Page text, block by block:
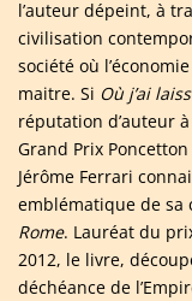
l’auteur dépeint, à
civilisation
société où
maitre. Si Où j’ai
réputation d’auteur
Grand Prix
Jérôme Ferrari
emblématique de sa
Rome. Lauréat du
2012, le livre,
déchéance de